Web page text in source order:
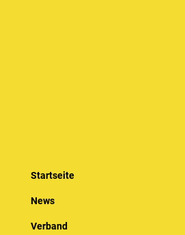
Startseite
News
Verband